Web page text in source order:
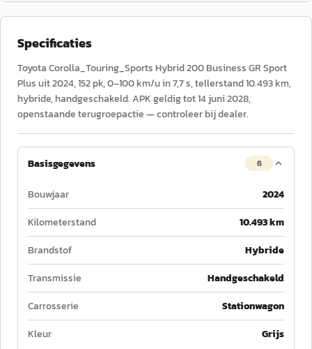
Specificaties
Toyota Corolla_Touring_Sports Hybrid 200 Business GR Sport
Plus uit 2024, 152 pk, 0–100 km/u in 7,7 s, tellerstand 10.493 km,
hybride, handgeschakeld. APK geldig tot 14 juni 2028,
openstaande terugroepactie — controleer bij dealer.
Basisgegevens 6
Bouwjaar
2024
Kilometerstand
10.493 km
Brandstof
Hybride
Transmissie
Handgeschakeld
Carrosserie
Stationwagon
Kleur
Grijs